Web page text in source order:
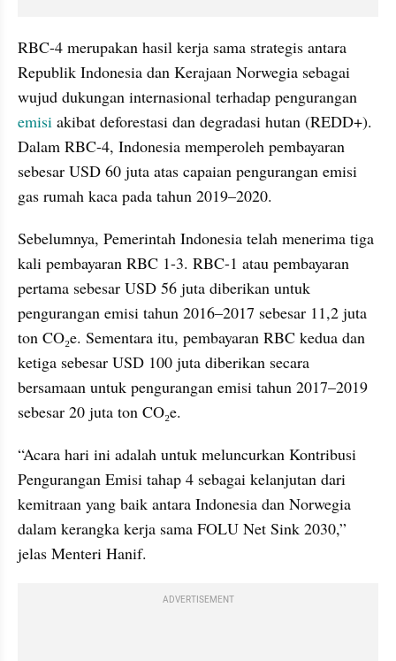
RBC-4 merupakan hasil kerja sama strategis antara
Republik Indonesia dan Kerajaan Norwegia sebagai
emisi akibat deforestasi dan degradasi hutan (REDD+).
Dalam RBC-4, Indonesia memperoleh pembayaran
sebesar USD 60 juta atas capaian pengurangan emisi
gas rumah kaca pada tahun 2019–2020.
Sebelumnya, Pemerintah Indonesia telah menerima tiga
kali pembayaran RBC 1-3. RBC-1 atau pembayaran
pertama sebesar USD 56 juta diberikan untuk
pengurangan emisi tahun 2016–2017 sebesar 11,2 juta
ton CO₂e. Sementara itu, pembayaran RBC kedua dan
ketiga sebesar USD 100 juta diberikan secara
bersamaan untuk pengurangan emisi tahun 2017–2019
sebesar 20 juta ton CO₂e.
“Acara hari ini adalah untuk meluncurkan Kontribusi
Pengurangan Emisi tahap 4 sebagai kelanjutan dari
kemitraan yang baik antara Indonesia dan Norwegia
dalam kerangka kerja sama FOLU Net Sink 2030,”
jelas Menteri Hanif.
ADVERTISEMENT